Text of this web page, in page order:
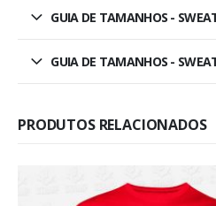
GUIA DE TAMANHOS -
GUIA DE TAMANHOS -
PRODUTOS RELACIONADOS